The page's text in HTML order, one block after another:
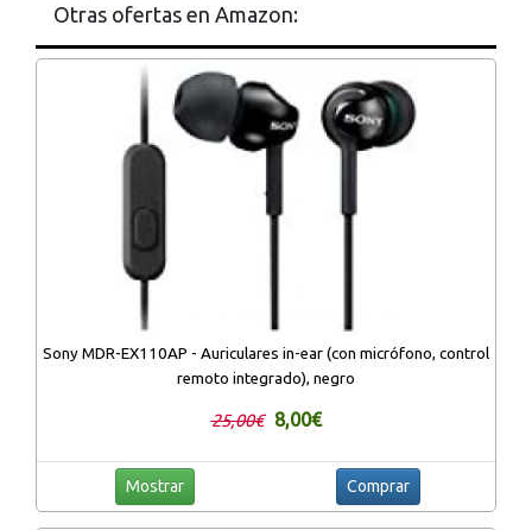
Otras ofertas en Amazon:
Sony MDR-EX110AP - Auriculares in-ear (con micrófono, control
remoto integrado), negro
25,00€ 8,00€
Mostrar Comprar